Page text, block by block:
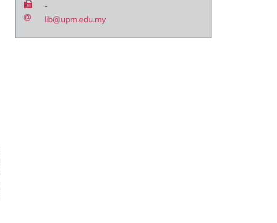
-
lib@upm.edu.my